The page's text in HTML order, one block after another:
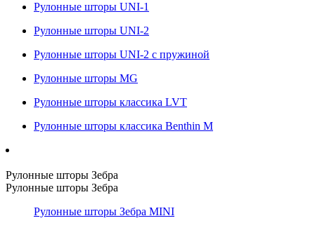
Рулонные шторы UNI-1
Рулонные шторы UNI-2
Рулонные шторы UNI-2 с пружиной
Рулонные шторы MG
Рулонные шторы классика LVT
Рулонные шторы классика Benthin M
Рулонные шторы Зебра
Рулонные шторы Зебра
Рулонные шторы Зебра MINI